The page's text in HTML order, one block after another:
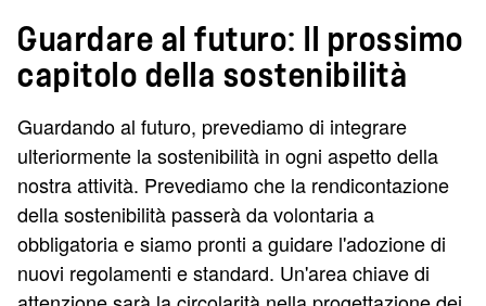
Guardare al futuro: Il prossimo
capitolo della sostenibilità
Guardando al futuro, prevediamo di integrare
ulteriormente la sostenibilità in ogni aspetto della
nostra attività. Prevediamo che la rendicontazione
della sostenibilità passerà da volontaria a
obbligatoria e siamo pronti a guidare l'adozione di
nuovi regolamenti e standard. Un'area chiave di